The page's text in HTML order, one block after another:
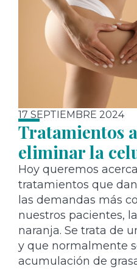
17 SEPTIEMBRE 2024
Tratamientos
eliminar la
Hoy queremos
tratamientos que
las demandas más
nuestros pacientes,
naranja. Se trata de
y que normalmente
acumulación de